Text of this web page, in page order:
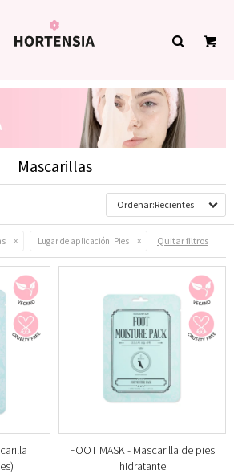
Mascarillas
Recientes
Lugar de aplicación: Pies Quitar filtros
FOOT MASK - Mascarilla de pies
hidratante